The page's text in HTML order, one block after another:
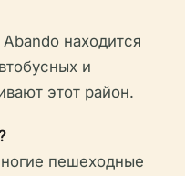
находится
и
этот район.
пешеходные